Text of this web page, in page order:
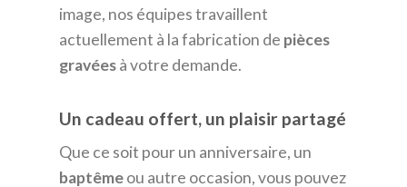
image, nos équipes travaillent
actuellement à la fabrication de pièces
gravéesà votre demande.
Un cadeau offert, un plaisir partagé
Que ce soit pour un anniversaire, un
baptêmeou autre occasion, vous pouvez